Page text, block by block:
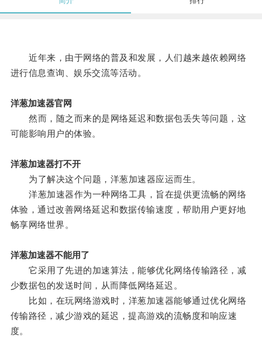
近年来，由于网络的普及和发展，人们越来越依赖网络
进行信息查询、娱乐交流等活动。
洋葱加速器官网
然而，随之而来的是网络延迟和数据包丢失等问题，这
可能影响用户的体验。
洋葱加速器打不开
为了解决这个问题，洋葱加速器应运而生。
洋葱加速器作为一种网络工具，旨在提供更流畅的网络
体验，通过改善网络延迟和数据传输速度，帮助用户更好地
畅享网络世界。
洋葱加速器不能用了
它采用了先进的加速算法，能够优化网络传输路径，减
少数据包的发送时间，从而降低网络延迟。
比如，在玩网络游戏时，洋葱加速器能够通过优化网络
传输路径，减少游戏的延迟，提高游戏的流畅度和响应速
度。